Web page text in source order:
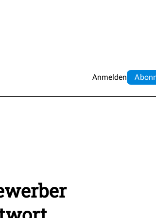
Anmelden Abo